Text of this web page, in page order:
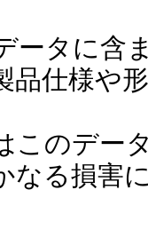
タに含
品仕様や
のデー
なる損害